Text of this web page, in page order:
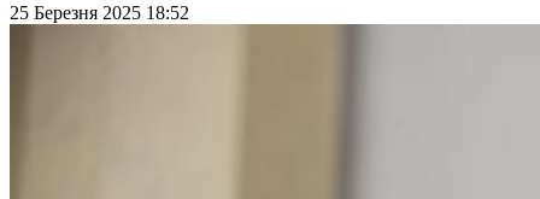
25 Березня 2025 18:52